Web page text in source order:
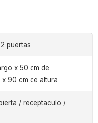
: 40 x 34
puertas
x 50 cm de
90 cm de altura
/ receptaculo /